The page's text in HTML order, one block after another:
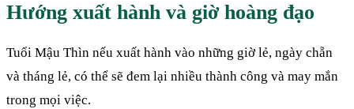
Hướng xuất hành và giờ hoàng đạo
Tuổi Mậu Thìn nếu xuất hành vào những giờ lẻ, ngày chẵn
và tháng lẻ, có thể sẽ đem lại nhiều thành công và may mắn
trong mọi việc.